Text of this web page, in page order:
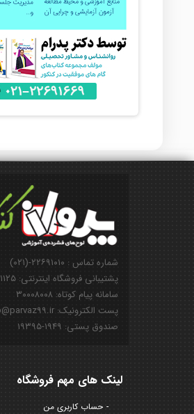
شماره تماس : ۲۲۶۹۱۰۱۰-(۰۲۱)
پشتیبانی فروشگاه اینترنتی: ۰۹۱۲۸۵۰۱۱۲۵
سامانه پیام کوتاه: ۳۰۰۰۸۰۰۸
پست الکترونیک: info@parvaz99.ir
صندوق پستی: ۱۹۴۹-۱۹۳۹۵
لینک های مهم فروشگاه
حساب کاربری من